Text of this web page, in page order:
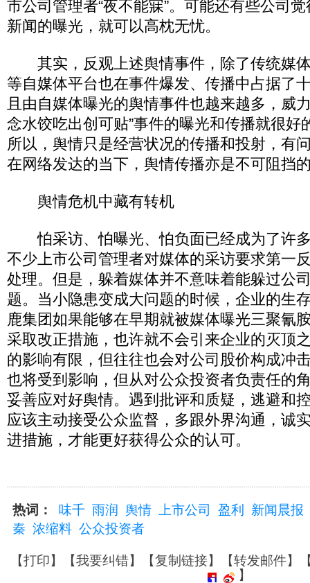
市公司管理者“夜不能寐”。可能还有些公司
新闻的曝光，就可以高枕无忧。
其实，反观上述舆情事件，除了传统媒
等自媒体平台也在事件爆发、传播中占据了
且由自媒体曝光的舆情事件也越来越多，威
念水饺吃出创可贴”事件的曝光和传播就很好
所以，舆情只是经营状况的传播和投射，有
在网络发达的当下，舆情传播亦是不可阻挡
舆情危机中藏有转机
怕采访、怕曝光、怕负面已经成为了许
不少上市公司管理者对媒体的采访要求第一
处理。但是，躲着媒体并不意味着能躲过公
题。当小隐患变成大问题的时候，企业的生
鹿集团如果能够在早期就被媒体曝光三聚氰
采取改正措施，也许就不会引来企业的灭顶
的影响有限，但往往也会对公司股价构成冲
也将受到影响，但从对公众投资者负责任的
妥善应对好舆情。遇到批评和质疑，逃避和
应该主动接受公众监督，多跟外界沟通，诚
进措施，才能更好获得公众的认可。
热词： 味千 雨润 舆情 上市公司 盈利
新闻晨报
秦 浓缩料 公众投资者
【打印】【我要纠错】【复制链接】【转发邮件】
】